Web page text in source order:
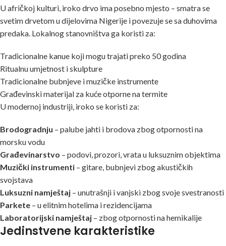
U afričkoj kulturi, iroko drvo ima posebno mjesto – smatra se
svetim drvetom u dijelovima Nigerije i povezuje se sa duhovima
predaka. Lokalnog stanovništva ga koristi za:
Tradicionalne kanue koji mogu trajati preko 50 godina
Ritualnu umjetnost i skulpture
Tradicionalne bubnjeve i muzičke instrumente
Građevinski materijal za kuće otporne na termite
U modernoj industriji, iroko se koristi za:
Brodogradnju – palube jahti i brodova zbog otpornosti na
morsku vodu
Građevinarstvo – podovi, prozori, vrata u luksuznim objektima
Muzički instrumenti – gitare, bubnjevi zbog akustičkih
svojstava
Luksuzni namještaj – unutrašnji i vanjski zbog svoje svestranosti
Parkete – u elitnim hotelima i rezidencijama
Laboratorijski namještaj – zbog otpornosti na hemikalije
Jedinstvene karakteristike